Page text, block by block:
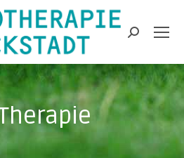
Search: